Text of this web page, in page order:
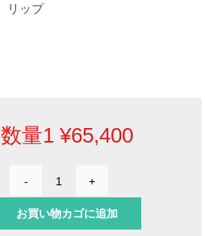
リップ
数量1 ¥65,400
JTSE-
用
お買い物カゴに追加